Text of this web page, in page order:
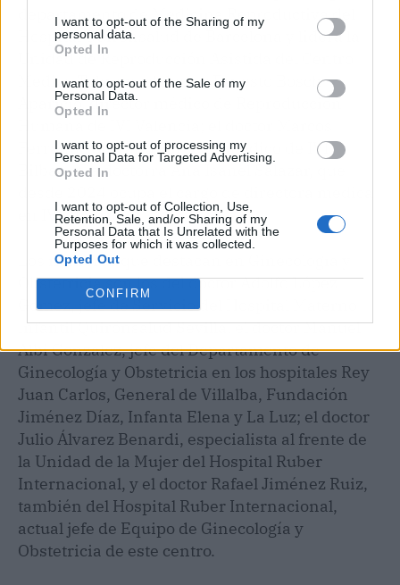
I want to opt-out of the Sharing of my
personal data.
Opted In
I want to opt-out of the Sale of my
Personal Data.
Opted In
I want to opt-out of processing my
Personal Data for Targeted Advertising.
Opted In
I want to opt-out of Collection, Use,
Retention, Sale, and/or Sharing of my
Personal Data that Is Unrelated with the
Purposes for which it was collected.
Opted Out
CONFIRM
departamento de Medicina Reproductiva del
Hospital Quirónsalud de Barcelona y lidera la
Unidad de Reproducción Asistida del Centro
Médico Teknon; el doctor Ernesto Bosch
Aparicio, director médico de Reproducción
Ferrando Serrano, director médico de IVI
Bilbao, y la doctorra Ana Isanel Salazar, que
en IVI Madrid.
Los nombres que destacan en Ginecología y
Obstetricia son los del doctor Adolfo López
Gómez, jefe de Servicio del Hospital Materno
Infantil Quirónsalud Sevilla; el doctor Manuel
Albi González, jefe del Departamento de
Ginecología y Obstetricia en los hospitales Rey
Juan Carlos, General de Villalba, Fundación
Jiménez Díaz, Infanta Elena y La Luz; el doctor
Julio Álvarez Benardi, especialista al frente de
la Unidad de la Mujer del Hospital Ruber
Internacional, y el doctor Rafael Jiménez Ruiz,
también del Hospital Ruber Internacional,
actual jefe de Equipo de Ginecología y
Obstetricia de este centro.